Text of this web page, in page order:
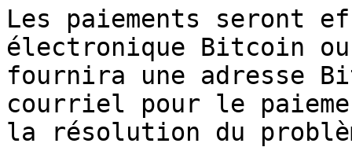
Les paiements seront
électronique Bitcoin
fournira une adresse
courriel pour le
la résolution du